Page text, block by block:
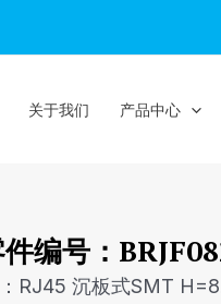
关于我们 产品中心
编号：
RJ45 沉板式SMT